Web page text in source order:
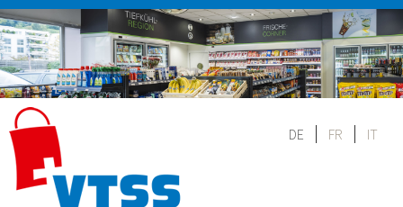
DE FR IT